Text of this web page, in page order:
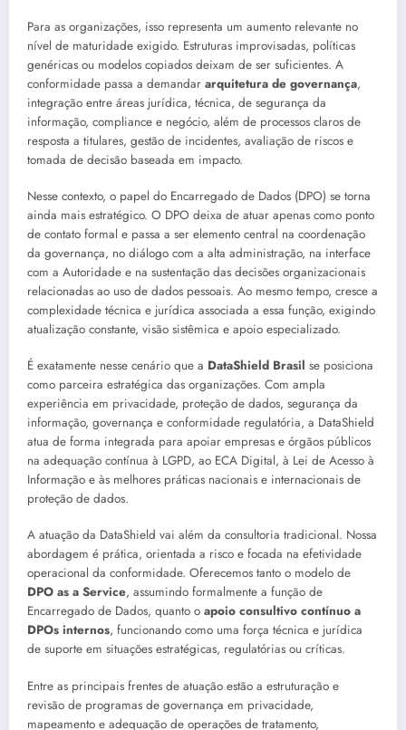
Para as organizações, isso representa um aumento relevante no
nível de maturidade exigido. Estruturas improvisadas, políticas
genéricas ou modelos copiados deixam de ser suficientes. A
conformidade passa a demandar arquitetura de governança,
integração entre áreas jurídica, técnica, de segurança da
informação, compliance e negócio, além de processos claros de
resposta a titulares, gestão de incidentes, avaliação de riscos e
tomada de decisão baseada em impacto.
Nesse contexto, o papel do Encarregado de Dados (DPO) se torna
ainda mais estratégico. O DPO deixa de atuar apenas como ponto
de contato formal e passa a ser elemento central na coordenação
da governança, no diálogo com a alta administração, na interface
com a Autoridade e na sustentação das decisões organizacionais
relacionadas ao uso de dados pessoais. Ao mesmo tempo, cresce a
complexidade técnica e jurídica associada a essa função, exigindo
atualização constante, visão sistêmica e apoio especializado.
É exatamente nesse cenário que a DataShield Brasil se posiciona
como parceira estratégica das organizações. Com ampla
experiência em privacidade, proteção de dados, segurança da
informação, governança e conformidade regulatória, a DataShield
atua de forma integrada para apoiar empresas e órgãos públicos
na adequação contínua à LGPD, ao ECA Digital, à Lei de Acesso à
Informação e às melhores práticas nacionais e internacionais de
proteção de dados.
A atuação da DataShield vai além da consultoria tradicional. Nossa
abordagem é prática, orientada a risco e focada na efetividade
operacional da conformidade. Oferecemos tanto o modelo de
DPO as a Service, assumindo formalmente a função de
Encarregado de Dados, quanto o apoio consultivo contínuo a
DPOs internos, funcionando como uma força técnica e jurídica
de suporte em situações estratégicas, regulatórias ou críticas.
Entre as principais frentes de atuação estão a estruturação e
revisão de programas de governança em privacidade,
mapeamento e adequação de operações de tratamento,